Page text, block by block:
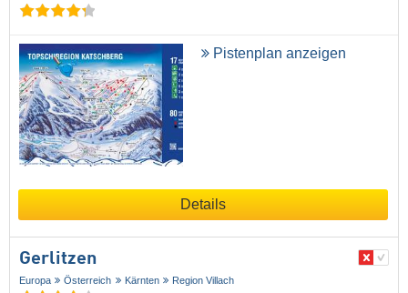
Pistenplan anzeigen
Details
Gerlitzen
Europa Österreich Kärnten Region Villach